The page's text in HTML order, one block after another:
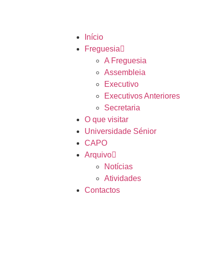
Início
Freguesia
A Freguesia
Assembleia
Executivo
Executivos Anteriores
Secretaria
O que visitar
Universidade Sénior
CAPO
Arquivo
Notícias
Atividades
Contactos